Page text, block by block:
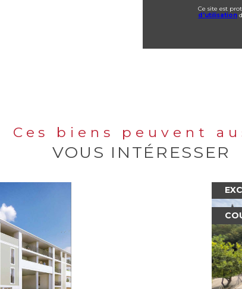
Ce site est
d'utilisation
Ces biens peuvent
VOUS INTÉRESSER